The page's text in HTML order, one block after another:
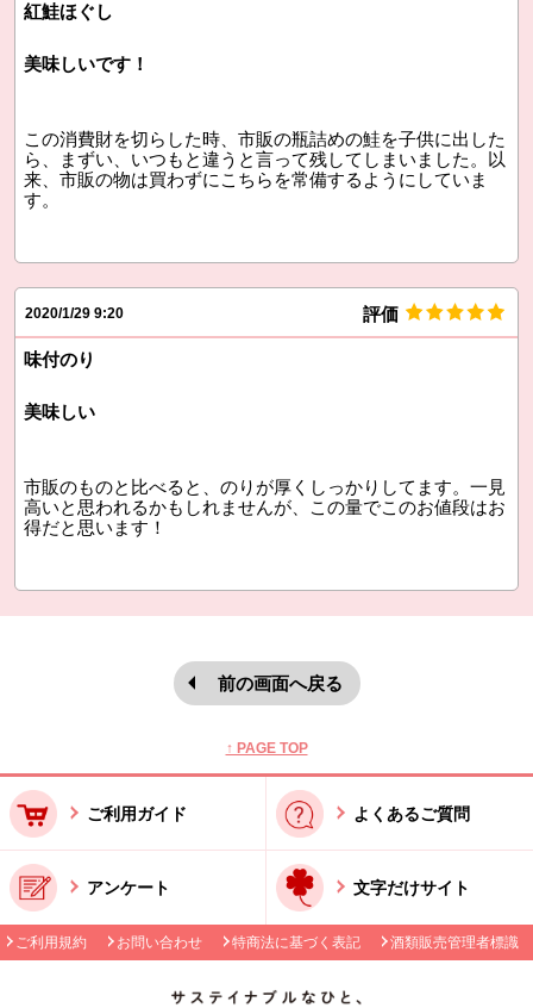
紅鮭ほぐし
美味しいです！
この消費財を切らした時、市販の瓶詰めの鮭を子供に出した
ら、まずい、いつもと違うと言って残してしまいました。以
来、市販の物は買わずにこちらを常備するようにしていま
す。
2020/1/29 9:20 評価
味付のり
美味しい
市販のものと比べると、のりが厚くしっかりしてます。一見
高いと思われるかもしれませんが、この量でこのお値段はお
得だと思います！
前の画面へ戻る
↑ PAGE TOP
ご利用ガイド よくあるご質問
アンケート 文字だけサイト
ご利用規約 お問い合わせ 特商法に基づく表記 酒類販売管理者標識